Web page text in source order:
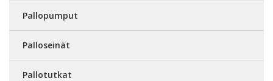
Pallopumput
Palloseinät
Pallotutkat